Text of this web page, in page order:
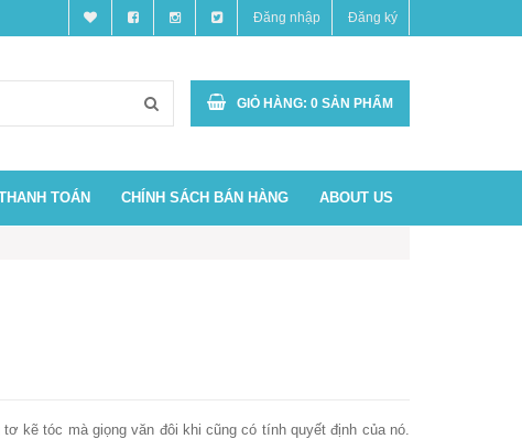
Đăng nhập Đăng ký
GIỎ HÀNG: 0 SẢN PHẨM
TOÁN CHÍNH SÁCH BÁN HÀNG ABOUT US
kẽ tóc mà giọng văn đôi khi cũng có tính quyết định của nó.